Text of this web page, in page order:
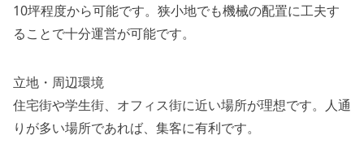
10坪程度から可能です。狭小地でも機械の配置に工夫す
ることで十分運営が可能です。
立地・周辺環境
住宅街や学生街、オフィス街に近い場所が理想です。人通
りが多い場所であれば、集客に有利です。